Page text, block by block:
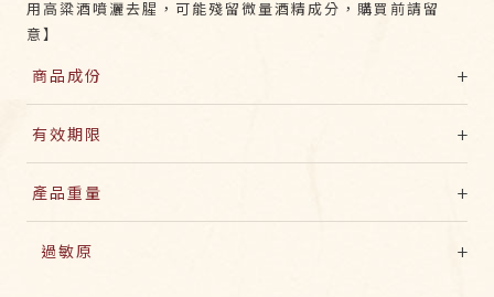
用高粱酒噴灑去腥，可能殘留微量酒精成分，購買前請留
意】
商品成份 +
沙拉油、蔗糖、甜味劑(D-山梨醇液70%)、碘鹽、高吸油安
定劑(椰子粉、小麥纖維、麥芽糊精、脂肪酸甘油酯)〕、麵
粉、植物性酥油、進口奶油、糖粉、鹹鴨蛋黃、雞蛋 【鹹鴨
蛋黃處理過程中有使用高粱酒噴灑去腥，可能殘留微量酒精
成分，購買前請留意】
有效期限 +
產品重量 +
過敏原 +